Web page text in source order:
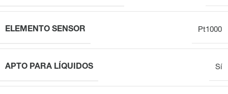
ELEMENTO SENSOR Pt1000
APTO PARA LÍQUIDOS Sí